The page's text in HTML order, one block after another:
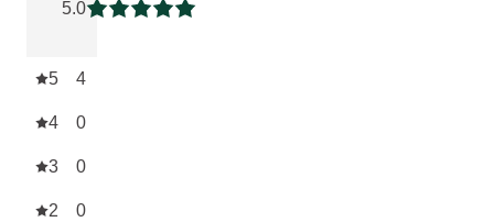
5.0
Current rating: 5 out of 5 stars
5 4
4 0
3 0
2 0